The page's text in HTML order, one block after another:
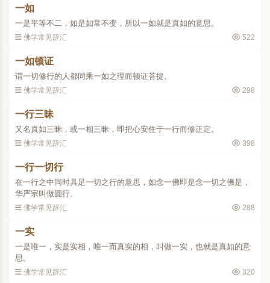
一如
一是平等不二，如是如常不变，所以一如就是真如的意思。
佛学常见辞汇 522
一如顿证
谓一切修行的人都同乘一如之理而顿证菩提。
佛学常见辞汇 298
一行三昧
又名真如三昧，或一相三昧，即把心安住于一行而修正定。
佛学常见辞汇 398
一行一切行
在一行之中同时具足一切之行的意思，如念一佛即是念一切之佛是，
华严宗叫做圆行。
佛学常见辞汇 288
一实
一是唯一，实是实相，唯一而真实的相，叫做一实，也就是真如的意
思。
佛学常见辞汇 320